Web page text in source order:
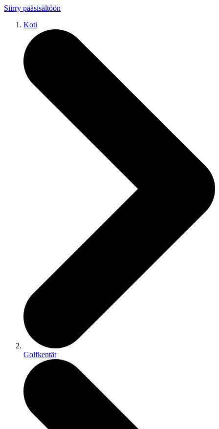
Siirry pääsisältöön
Koti
Golfkentät